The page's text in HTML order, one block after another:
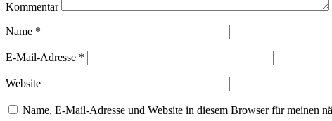
Kommentar
Name *
E-Mail-Adresse *
Website
Name, E-Mail-Adresse und Website in diesem Browser für meinen